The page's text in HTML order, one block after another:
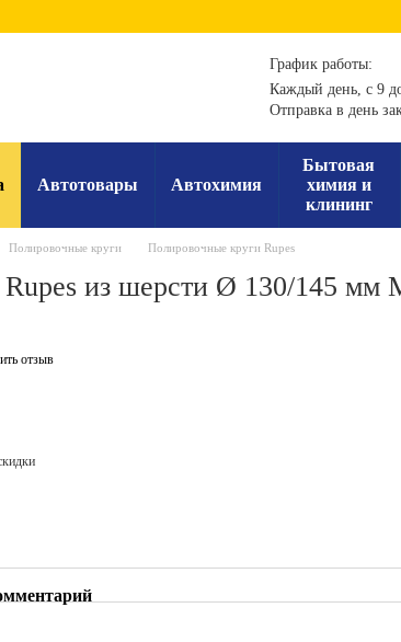
График работы:
Каждый день, с 9
Отправка в день
Автотовары Автохимия
Бытовая
химия и
клининг
Полировочные круги Полировочные круги Rupes
из шерсти Ø 130/145 мм
отзыв